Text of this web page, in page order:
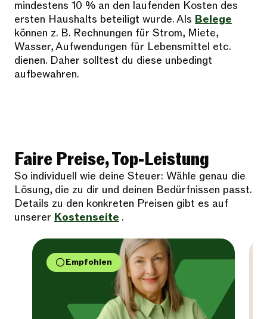
mindestens 10 % an den laufenden Kosten des
ersten Haushalts beteiligt wurde. Als Belege
können z. B. Rechnungen für Strom, Miete,
Wasser, Aufwendungen für Lebensmittel etc.
dienen. Daher solltest du diese unbedingt
aufbewahren.
Faire Preise, Top-Leistung
So individuell wie deine Steuer: Wähle genau die
Lösung, die zu dir und deinen Bedürfnissen passt.
Details zu den konkreten Preisen gibt es auf
unserer Kostenseite .
Empfohlen